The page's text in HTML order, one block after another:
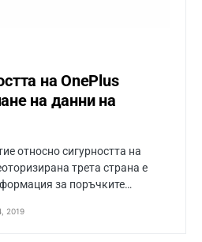
на OnePlus
на данни на
относно сигурността на
трета страна е
за поръчките…
2019